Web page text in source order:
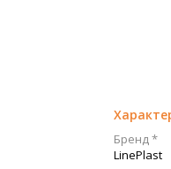
Бренд *
LinePlast